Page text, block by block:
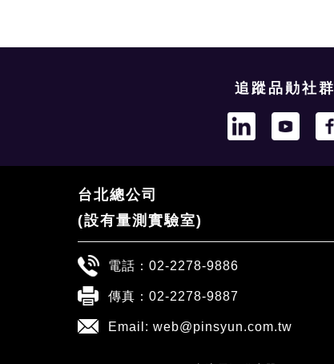
追蹤品勛社群
台北總公司
(設有量測實驗室)
電話：02-2278-9886
傳真：02-2278-9887
Email:web@pinsyun.com.tw